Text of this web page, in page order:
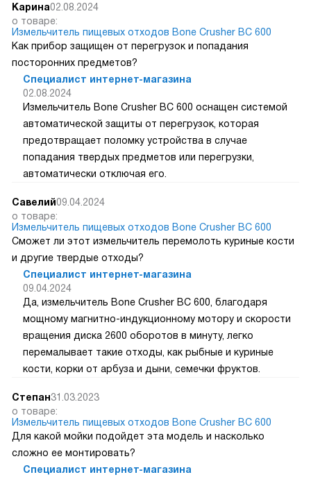
Карина02.08.2024
о товаре:
Измельчитель пищевых отходов Bone Crusher BC 600
Как прибор защищен от перегрузок и попадания
посторонних предметов?
Специалист интернет-магазина
02.08.2024
Измельчитель Bone Crusher BC 600 оснащен системой
автоматической защиты от перегрузок, которая
предотвращает поломку устройства в случае
попадания твердых предметов или перегрузки,
автоматически отключая его.
Савелий09.04.2024
о товаре:
Измельчитель пищевых отходов Bone Crusher BC 600
Сможет ли этот измельчитель перемолоть куриные кости
и другие твердые отходы?
Специалист интернет-магазина
09.04.2024
Да, измельчитель Bone Crusher BC 600, благодаря
мощному магнитно-индукционному мотору и скорости
вращения диска 2600 оборотов в минуту, легко
перемалывает такие отходы, как рыбные и куриные
кости, корки от арбуза и дыни, семечки фруктов.
Степан31.03.2023
о товаре:
Измельчитель пищевых отходов Bone Crusher BC 600
Для какой мойки подойдет эта модель и насколько
сложно ее монтировать?
Специалист интернет-магазина